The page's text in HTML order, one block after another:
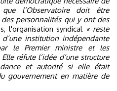
l’Observatoire doit être
personnalités qui y ont des
l'organisation syndical « reste
institution indépendante
le Premier ministre et les
réfute l’idée d’une structure
et autorité si elle était
gouvernement en matière de